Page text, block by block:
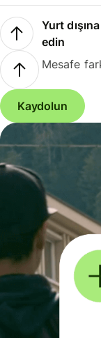
Yurt
edin
Mesafe
Kaydolun